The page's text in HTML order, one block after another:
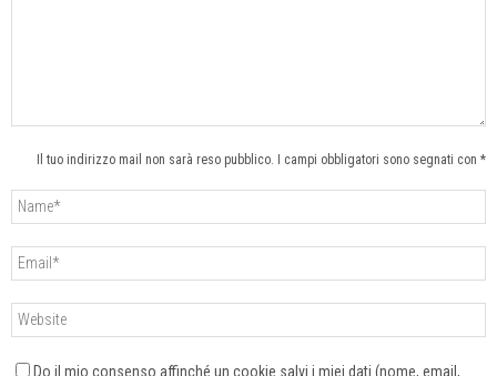
Il tuo indirizzo mail non sarà reso pubblico. I campi obbligatori sono segnati con *
Do il mio consenso affinché un cookie salvi i miei dati (nome, email,